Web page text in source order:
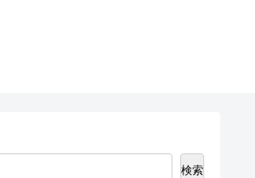
検索